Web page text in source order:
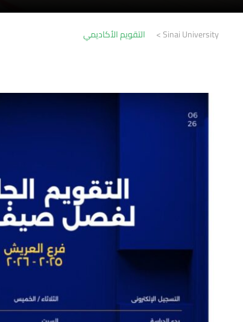
Sinai University
> التقويم الأكاديمي